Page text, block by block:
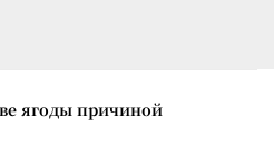
ягоды причиной